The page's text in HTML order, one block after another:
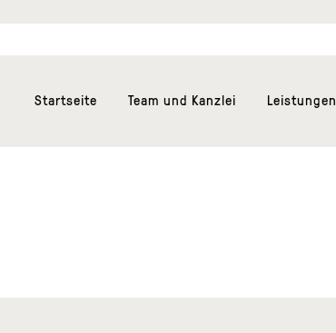
Startseite Team und Kanzlei Leistungen